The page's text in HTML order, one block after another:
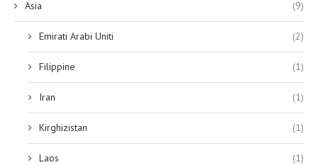
Asia (9)
Emirati Arabi Uniti (2)
Filippine (1)
Iran (1)
Kirghizistan (1)
Laos (1)